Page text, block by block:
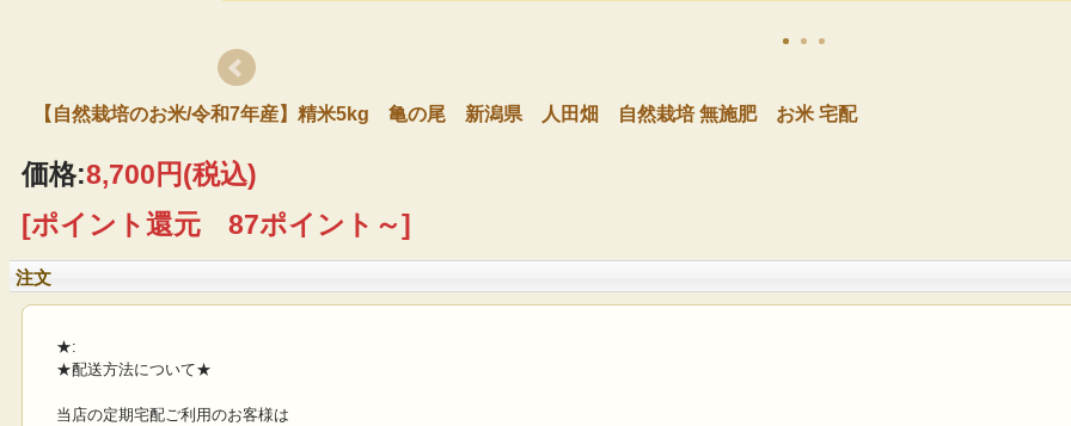
【自然栽培のお米/令和7年産】精米5kg 亀の尾 新潟県 人田畑 自然栽培 無施肥 お米 宅配
価格:8,700円(税込)
[ポイント還元 87ポイント～]
注文
★:
★配送方法について★
当店の定期宅配ご利用のお客様は